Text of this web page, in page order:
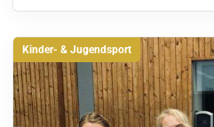
Kinder- & Jugendsport